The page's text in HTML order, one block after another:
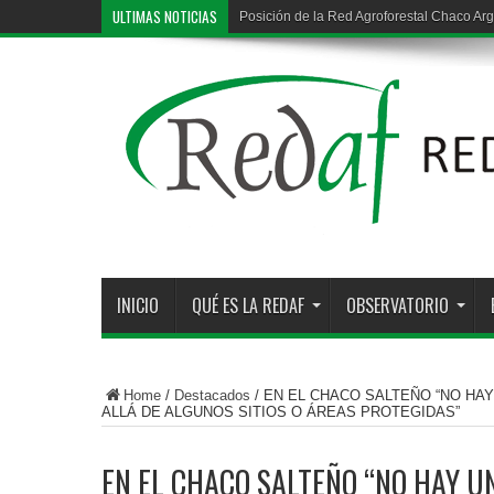
ULTIMAS NOTICIAS Posición de la Red Agroforestal Chaco
Deforestación ilegal en la región
INICIO QUÉ ES LA REDAF OBSERVATORIO
Home / Destacados / EN EL CHACO SALTEÑO “NO
ALLÁ DE ALGUNOS SITIOS O ÁREAS PROTEGIDAS”
EN EL CHACO SALTEÑO “NO HAY